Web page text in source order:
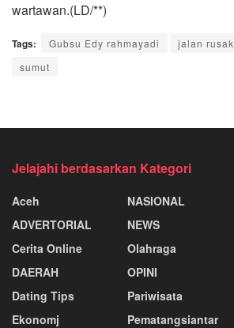
wartawan.(LD/**)
Tags: Gubsu Edy rahmayadi jalan rusak
sumut
Jelajahi berdasarkan Kategori
Aceh
ADVERTORIAL
Cerita Online
DAERAH
Dating Tips
Ekonomj
NASIONAL
NEWS
Olahraga
OPINI
Pariwisata
Pematangsiantar